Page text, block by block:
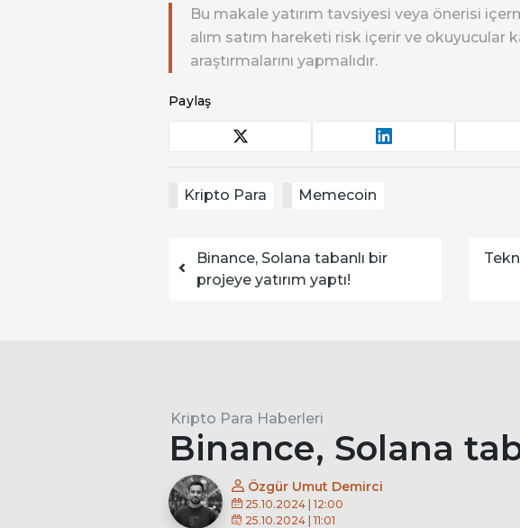
Bu makale yatırım tavsiyesi veya önerisi
alım satım hareketi risk içerir ve okuyucular
araştırmalarını yapmalıdır.
Paylaş
Kripto Para Memecoin
Yazı dolaşımı
Binance, Solana tabanlı bir
projeye yatırım yaptı!
Kripto Para Haberleri
Binance, Solana
Özgür Umut Demirci
25.10.2024 | 12:00
25.10.2024 | 11:01